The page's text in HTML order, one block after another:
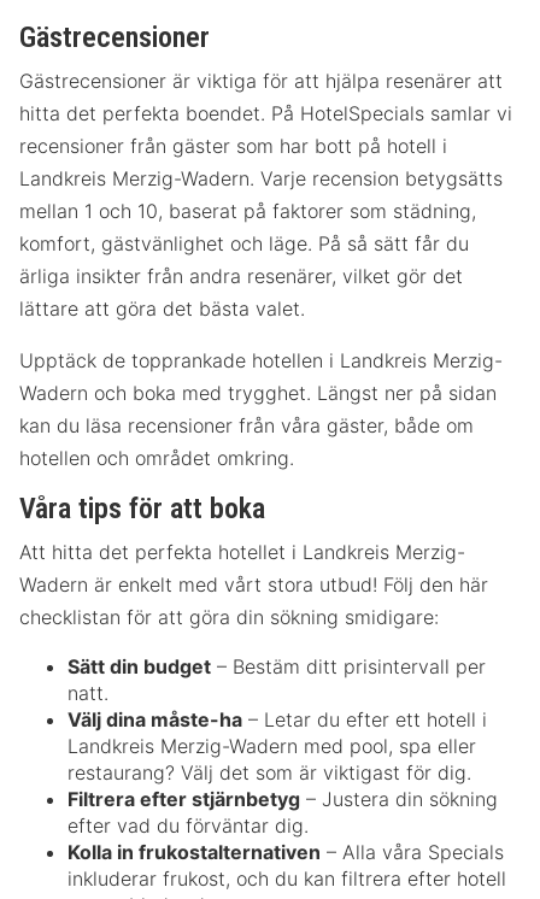
Gästrecensioner
Gästrecensioner är viktiga för att hjälpa resenärer att
hitta det perfekta boendet. På HotelSpecials samlar vi
recensioner från gäster som har bott på hotell i
Landkreis Merzig-Wadern. Varje recension betygsätts
mellan 1 och 10, baserat på faktorer som städning,
komfort, gästvänlighet och läge. På så sätt får du
ärliga insikter från andra resenärer, vilket gör det
lättare att göra det bästa valet.
Upptäck de topprankade hotellen i Landkreis Merzig-
Wadern och boka med trygghet. Längst ner på sidan
kan du läsa recensioner från våra gäster, både om
hotellen och området omkring.
Våra tips för att boka
Att hitta det perfekta hotellet i Landkreis Merzig-
Wadern är enkelt med vårt stora utbud! Följ den här
checklistan för att göra din sökning smidigare:
Sätt din budget – Bestäm ditt prisintervall per
natt.
Välj dina måste-ha – Letar du efter ett hotell i
Landkreis Merzig-Wadern med pool, spa eller
restaurang? Välj det som är viktigast för dig.
Filtrera efter stjärnbetyg – Justera din sökning
efter vad du förväntar dig.
Kolla in frukostalternativen – Alla våra Specials
inkluderar frukost, och du kan filtrera efter hotell